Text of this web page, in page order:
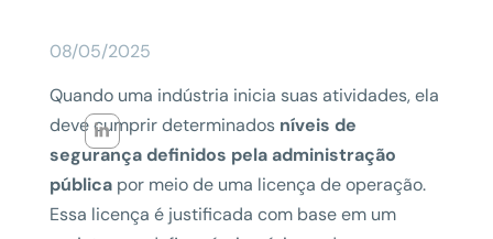
08/05/2025
Quando uma indústria inicia suas atividades, ela
deve cumprir determinados níveis de
segurança definidos pela administração
públicapor meio de uma licença de operação.
Essa licença é justificada com base em um